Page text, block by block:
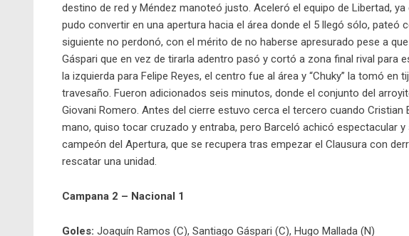
destino de red y Méndez manoteó justo. Aceleró el equipo de Libertad,
pudo convertir en una apertura hacia el área donde el 5 llegó sólo, pateó
siguiente no perdonó, con el mérito de no haberse apresurado pese a
Gáspari que en vez de tirarla adentro pasó y cortó a zona final rival para
la izquierda para Felipe Reyes, el centro fue al área y “Chuky” la tomó
travesaño. Fueron adicionados seis minutos, donde el conjunto del
Giovani Romero. Antes del cierre estuvo cerca el tercero cuando
mano, quiso tocar cruzado y entraba, pero Barceló achicó espectacular
campeón del Apertura, que se recupera tras empezar el Clausura con
rescatar una unidad.
Campana 2 – Nacional 1
Goles: Joaquín Ramos (C), Santiago Gáspari (C), Hugo Mallada (N)